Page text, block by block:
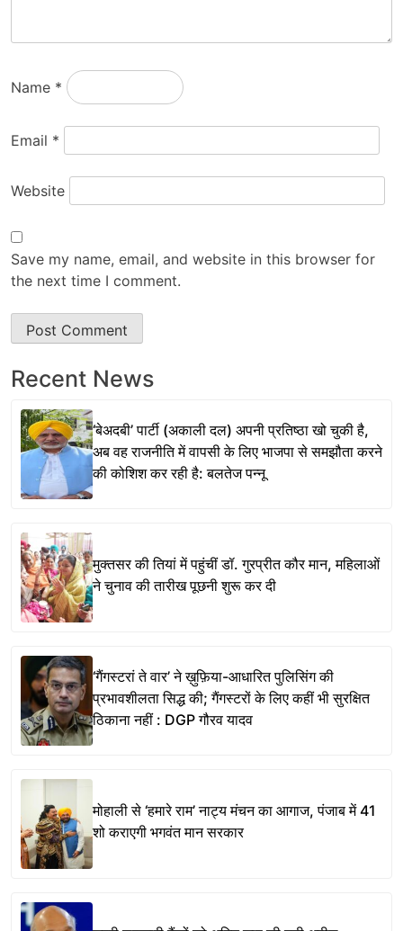
Name *
Email *
Website
Save my name, email, and website in this browser for
the next time I comment.
Recent News
‘बेअदबी’ पार्टी (अकाली दल) अपनी प्रतिष्ठा खो चुकी है,
अब वह राजनीति में वापसी के लिए भाजपा से समझौता करने
की कोशिश कर रही है: बलतेज पन्नू
मुक्तसर की तियां में पहुंचीं डॉ. गुरप्रीत कौर मान, महिलाओं
ने चुनाव की तारीख पूछनी शुरू कर दी
‘गैंगस्टरां ते वार’ ने ख़ुफ़िया-आधारित पुलिसिंग की
प्रभावशीलता सिद्ध की; गैंगस्टरों के लिए कहीं भी सुरक्षित
ठिकाना नहीं : DGP गौरव यादव
मोहाली से ‘हमारे राम’ नाट्य मंचन का आगाज, पंजाब में 41
शो कराएगी भगवंत मान सरकार